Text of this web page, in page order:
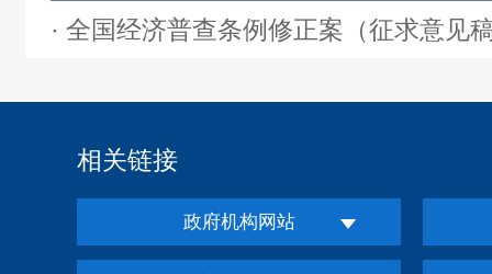
· 全国经济普查条例修正案（征求意见
相关链接
政府机构网站